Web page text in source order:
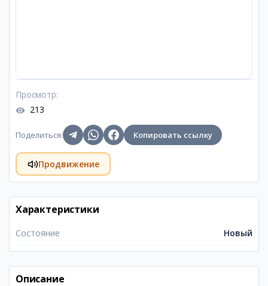
Просмотр:
213
Поделиться: Копировать ссылку
Продвижение
Характеристики
Состояние Новый
Описание